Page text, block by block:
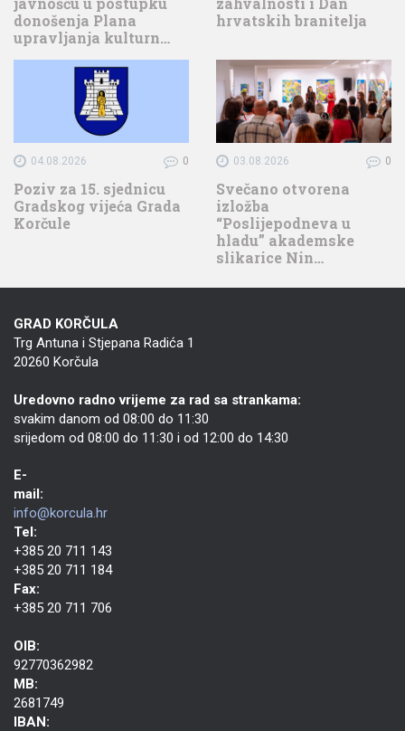
donošenja Plana
upravljanja kulturn…
hrvatskih branitelja
04.08.2026 0
Poziv za 15. sjednicu
Gradskog vijeća Grada
Korčule
03.08.2026 0
Svečano otvorena
izložba
“Poslijepodneva u
hladu” akademske
slikarice Nin…
GRAD KORČULA
Trg Antuna i Stjepana Radića 1
20260 Korčula
Uredovno radno vrijeme za rad sa strankama:
svakim danom od 08:00 do 11:30
srijedom od 08:00 do 11:30 i od 12:00 do 14:30
E-
mail:
info@korcula.hr
Tel:
+385 20 711 143
+385 20 711 184
Fax:
+385 20 711 706
OIB:
92770362982
MB:
2681749
IBAN: